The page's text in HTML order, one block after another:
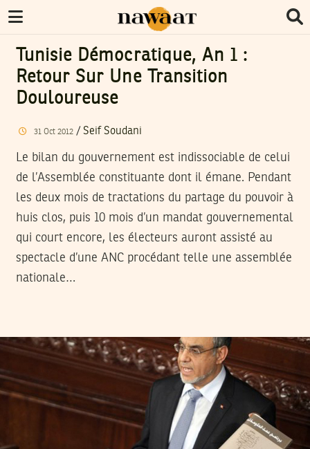
Tunisie Démocratique, An 1 :
Retour Sur Une Transition
Douloureuse
31 Oct 2012/ Seif Soudani
Le bilan du gouvernement est indissociable de celui
de l’Assemblée constituante dont il émane. Pendant
les deux mois de tractations du partage du pouvoir à
huis clos, puis 10 mois d’un mandat gouvernemental
qui court encore, les électeurs auront assisté au
spectacle d’une ANC procédant telle une assemblée
nationale…